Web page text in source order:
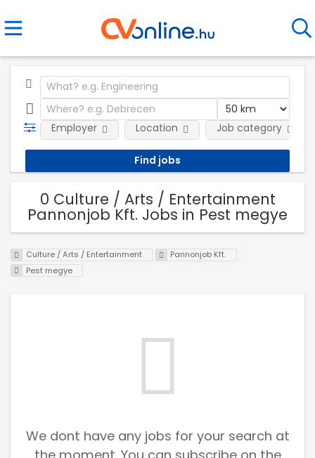
Employer Location Job category
0 Culture / Arts / Entertainment
Pannonjob Kft. Jobs in Pest megye
Culture / Arts / Entertainment
Pannonjob Kft.
Pest megye
We dont have any jobs for your search at